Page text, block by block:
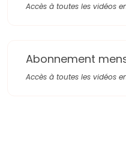
Accès à toutes les vidéos
Abonnement
Accès à toutes les vidéos